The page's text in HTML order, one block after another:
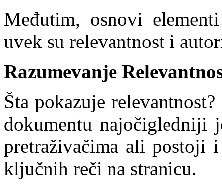
Međutim, osnovi
uvek su relevantnost i
Razumevanje
Šta pokazuje
dokumentu najočigledniji
pretraživačima ali postoji
ključnih reči na stranicu.